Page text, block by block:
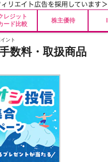
レジット
ード比較
株主優待
ント
数料・取扱商品